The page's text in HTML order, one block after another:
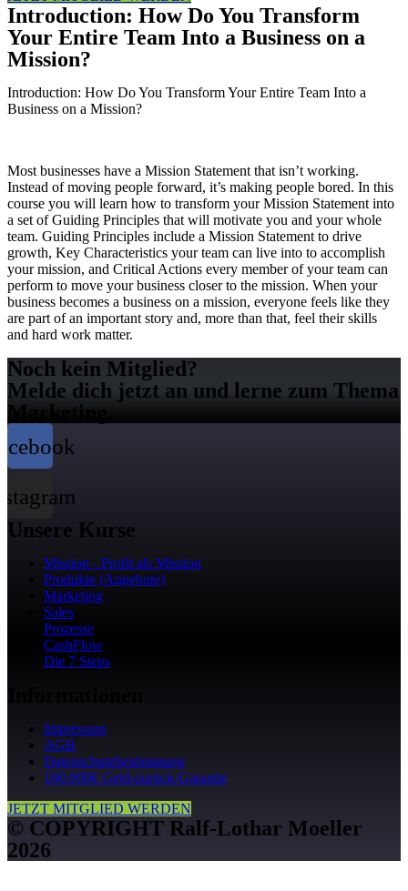
Introduction: How Do You Transform
Your Entire Team Into a Business on a
Mission?
Introduction: How Do You Transform Your Entire Team Into a
Business on a Mission?
Most businesses have a Mission Statement that isn’t working.
Instead of moving people forward, it’s making people bored. In this
course you will learn how to transform your Mission Statement into
a set of Guiding Principles that will motivate you and your whole
team. Guiding Principles include a Mission Statement to drive
growth, Key Characteristics your team can live into to accomplish
your mission, and Critical Actions every member of your team can
perform to move your business closer to the mission. When your
business becomes a business on a mission, everyone feels like they
are part of an important story and, more than that, feel their skills
and hard work matter.
Noch kein Mitglied?
Melde dich jetzt an und lerne zum Thema
Marketing.
Unsere Kurse
Mission - Profit als Mission
Produkte (Angebote)
Marketing
Sales
Prozesse
CashFlow
Die 7 Steps
Impressum
AGB
Datenschutzbestimmung
100.000€ Geld-zurück-Garantie
JETZT MITGLIED WERDEN
© COPYRIGHT Ralf-Lothar Moeller
2026